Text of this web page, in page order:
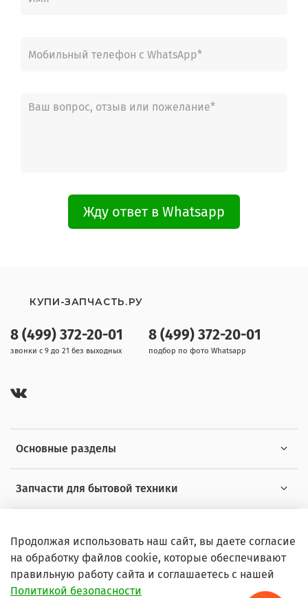
Жду ответ в Whatsapp
Основные разделы
Запчасти для бытовой техники
8 (499) 372-20-01
звонки с 9 до 21 без выходных
8 (499) 372-20-01
подбор по фото Whatsapp
КУПИ-ЗАПЧАСТЬ.РУ
Продолжая использовать наш сайт, вы даете согласие
на обработку файлов cookie, которые обеспечивают
правильную работу сайта и соглашаетесь с нашей
Политикой безопасности